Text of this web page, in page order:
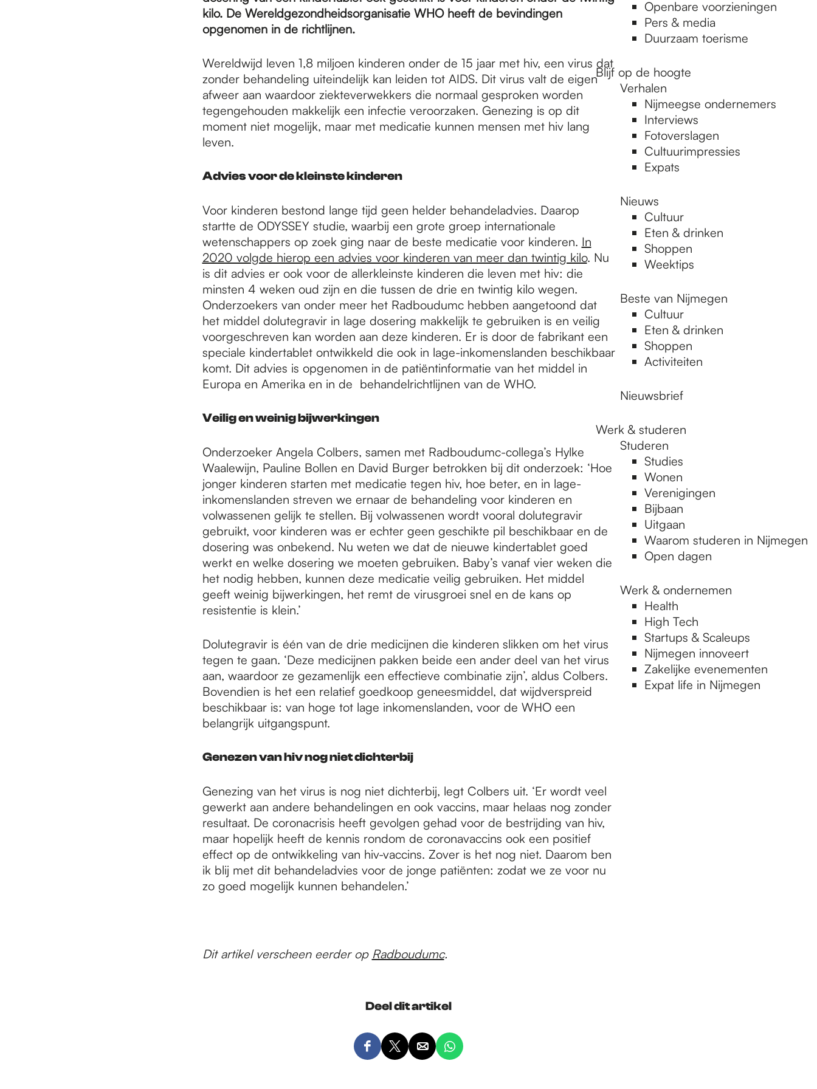
Openbare voorzieningen
Pers & media
Duurzaam toerisme
Blijf op de hoogte
Verhalen
Nijmeegse ondernemers
Interviews
Fotoverslagen
Cultuurimpressies
Expats
Nieuws
Cultuur
Eten & drinken
Shoppen
Weektips
Beste van Nijmegen
Cultuur
Eten & drinken
Shoppen
Activiteiten
Nieuwsbrief
Werk & studeren
Studeren
Studies
Wonen
Verenigingen
Bijbaan
Uitgaan
Waarom studeren in Nijmegen
Open dagen
Werk & ondernemen
Health
High Tech
Startups & Scaleups
Nijmegen innoveert
Zakelijke evenementen
Expat life in Nijmegen
kilo. De Wereldgezondheidsorganisatie WHO heeft de bevindingen
opgenomen in de richtlijnen.
Wereldwijd leven 1,8 miljoen kinderen onder de 15 jaar met hiv, een virus dat
zonder behandeling uiteindelijk kan leiden tot AIDS. Dit virus valt de eigen
afweer aan waardoor ziekteverwekkers die normaal gesproken worden
tegengehouden makkelijk een infectie veroorzaken. Genezing is op dit
moment niet mogelijk, maar met medicatie kunnen mensen met hiv lang
leven.
Advies voor de kleinste kinderen
Voor kinderen bestond lange tijd geen helder behandeladvies. Daarop
startte de ODYSSEY studie, waarbij een grote groep internationale
wetenschappers op zoek ging naar de beste medicatie voor kinderen. In
2020 volgde hierop een advies voor kinderen van meer dan twintig kilo. Nu
is dit advies er ook voor de allerkleinste kinderen die leven met hiv: die
minsten 4 weken oud zijn en die tussen de drie en twintig kilo wegen.
Onderzoekers van onder meer het Radboudumc hebben aangetoond dat
het middel dolutegravir in lage dosering makkelijk te gebruiken is en veilig
voorgeschreven kan worden aan deze kinderen. Er is door de fabrikant een
speciale kindertablet ontwikkeld die ook in lage-inkomenslanden beschikbaar
komt. Dit advies is opgenomen in de patiëntinformatie van het middel in
Europa en Amerika en in de behandelrichtlijnen van de WHO.
Veilig en weinig bijwerkingen
Onderzoeker Angela Colbers, samen met Radboudumc-collega’s Hylke
Waalewijn, Pauline Bollen en David Burger betrokken bij dit onderzoek: ‘Hoe
jonger kinderen starten met medicatie tegen hiv, hoe beter, en in lage-
inkomenslanden streven we ernaar de behandeling voor kinderen en
volwassenen gelijk te stellen. Bij volwassenen wordt vooral dolutegravir
gebruikt, voor kinderen was er echter geen geschikte pil beschikbaar en de
dosering was onbekend. Nu weten we dat de nieuwe kindertablet goed
werkt en welke dosering we moeten gebruiken. Baby’s vanaf vier weken die
het nodig hebben, kunnen deze medicatie veilig gebruiken. Het middel
geeft weinig bijwerkingen, het remt de virusgroei snel en de kans op
resistentie is klein.’
Dolutegravir is één van de drie medicijnen die kinderen slikken om het virus
tegen te gaan. ‘Deze medicijnen pakken beide een ander deel van het virus
aan, waardoor ze gezamenlijk een effectieve combinatie zijn’, aldus Colbers.
Bovendien is het een relatief goedkoop geneesmiddel, dat wijdverspreid
beschikbaar is: van hoge tot lage inkomenslanden, voor de WHO een
belangrijk uitgangspunt.
Genezen van hiv nog niet dichterbij
Genezing van het virus is nog niet dichterbij, legt Colbers uit. ‘Er wordt veel
gewerkt aan andere behandelingen en ook vaccins, maar helaas nog zonder
resultaat. De coronacrisis heeft gevolgen gehad voor de bestrijding van hiv,
maar hopelijk heeft de kennis rondom de coronavaccins ook een positief
effect op de ontwikkeling van hiv-vaccins. Zover is het nog niet. Daarom ben
ik blij met dit behandeladvies voor de jonge patiënten: zodat we ze voor nu
zo goed mogelijk kunnen behandelen.’
Dit artikel verscheen eerder op Radboudumc.
Deel dit artikel
D
D
D
D